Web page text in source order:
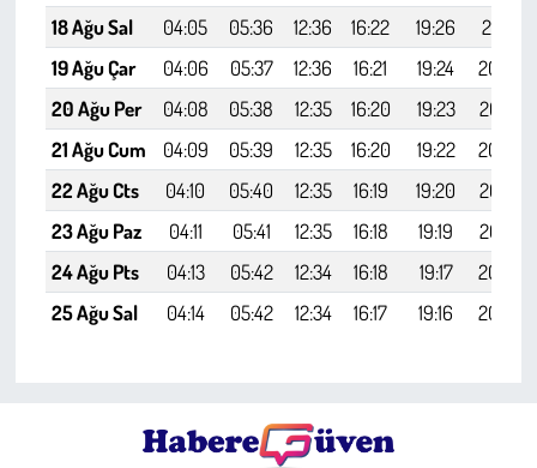
18 Ağu Sal
04:05 05:36 12:36 16:22 19:26
20:51
19 Ağu Çar
04:06 05:37 12:36 16:21 19:24
20:49
20 Ağu Per
04:08 05:38 12:35 16:20 19:23
20:47
21 Ağu Cum
04:09 05:39 12:35 16:20 19:22
20:46
22 Ağu Cts
04:10 05:40 12:35 16:19 19:20
20:44
23 Ağu Paz
04:11 05:41 12:35 16:18 19:19
20:42
24 Ağu Pts
04:13 05:42 12:34 16:18 19:17
20:40
25 Ağu Sal
04:14 05:42 12:34 16:17 19:16 20:39